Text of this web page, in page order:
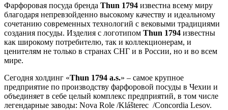
Фарфоровая посуда бренда Thun 1794 известна всему миру
благодаря непревзойденно высокому качеству и идеальному
сочетанию современных технологий с вековыми традициями
создания посуды. Изделия с логотипом Thun 1794 известны
как широкому потребителю, так и коллекционерам, и
ценителям не только в странах СНГ и в России, но и во всем
мире.
Сегодня холдинг «Thun 1794 a.s.» – самое крупное
предприятие по производству фарфоровой посуды в Чехии и
объединяет в себе целый комплекс предприятий, в том числе
легендарные заводы: Nova Role /Klášterec /Concordia Lesov.